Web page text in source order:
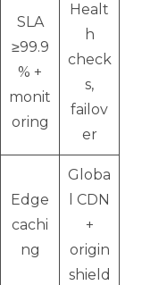
SLA
≥99.9
% +
monit
oring
Healt
h
check
s,
failov
er
Edge
cachi
ng
Globa
l CDN
+
origin
shield